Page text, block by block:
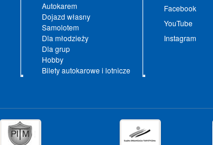
Autokarem
Dojazd własny
Samolotem
Dla młodzieży
Dla grup
Hobby
Bilety autokarowe i lotnicze
Facebook
YouTube
Instagram